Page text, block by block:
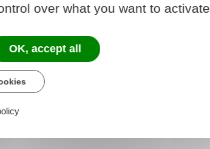
over what you want to activate
OK, accept all